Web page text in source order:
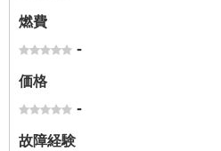
燃費
-
価格
-
故障経験